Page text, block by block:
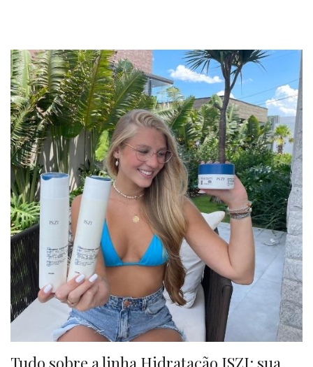
Tudo sobre a linha Hidratação ISZI: sua